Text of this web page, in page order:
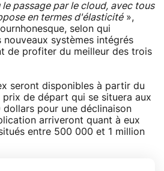
passage par le cloud, avec tous
en termes d'élasticité»,
selon qui
systèmes intégrés
de profiter du meilleur des trois
seront disponibles à partir du
prix de départ qui se situera aux
pour une déclinaison
arriveront quant à eux
entre 500 000 et 1 million